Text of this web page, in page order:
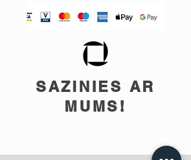
SAZINIES AR
MUMS!